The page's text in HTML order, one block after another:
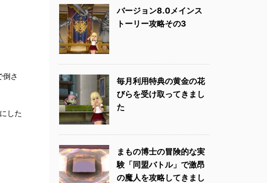
さ
した
バージョン8.0メインス
トーリー攻略その3
毎月利用特典の黄金の花
びらを受け取ってきまし
た
まもの博士の冒険的な実
験「同盟バトル」で激昂
の魔人を攻略してきまし